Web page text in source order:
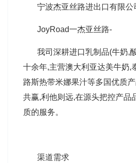
宁波杰亚丝路进出口有限公
JoyRoad一杰亚丝路-
我司深耕进口乳制品(牛奶,
十余年,主营澳大利亚达美牛奶,
路斯热带米娜果汁等多国优质
共赢,利他则远,在源头把控产品
质的服务。
渠道需求